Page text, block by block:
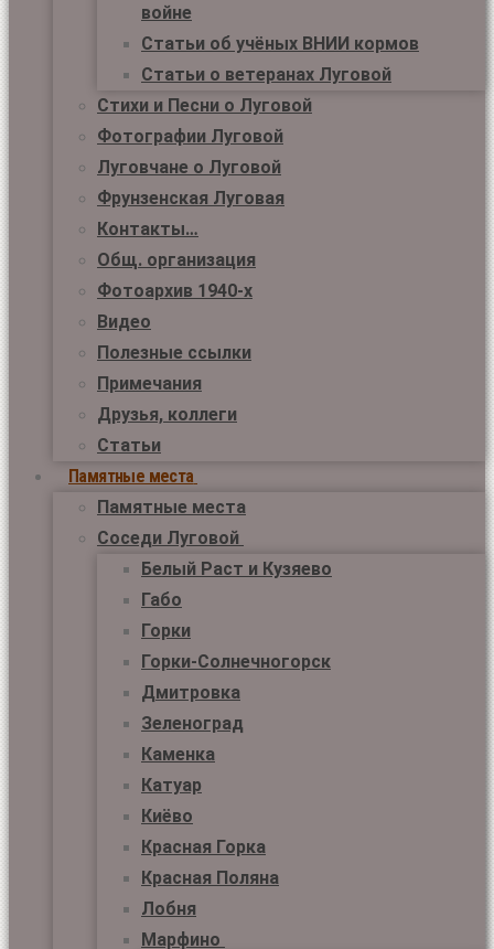
войне
Статьи об учёных ВНИИ кормов
Статьи о ветеранах Луговой
Стихи и Песни о Луговой
Фотографии Луговой
Луговчане о Луговой
Фрунзенская Луговая
Контакты…
Общ. организация
Фотоархив 1940-х
Видео
Полезные ссылки
Примечания
Друзья, коллеги
Статьи
Памятные места
Памятные места
Соседи Луговой
Белый Раст и Кузяево
Габо
Горки
Горки-Солнечногорск
Дмитровка
Зеленоград
Каменка
Катуар
Киёво
Красная Горка
Красная Поляна
Лобня
Марфино